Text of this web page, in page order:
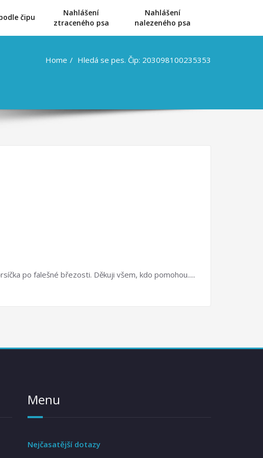
čipu
Nahlášení
ztraceného psa
Nahlášení
nalezeného psa
Home Hledá se pes. Čip: 203098100235353
po falešné březosti. Děkuji všem, kdo pomohou.....
Menu
Nejčasatější dotazy